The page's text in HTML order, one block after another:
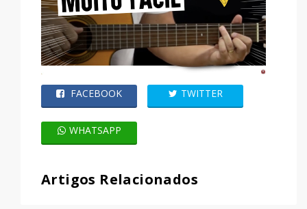
FACEBOOK TWITTER
WHATSAPP
Artigos Relacionados